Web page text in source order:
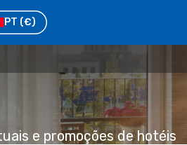
PT (€)
e promoções de hotéis